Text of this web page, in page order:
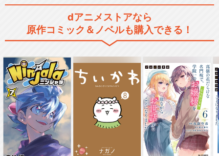
dアニメストアなら
原作コミック＆ノベルも購入できる！